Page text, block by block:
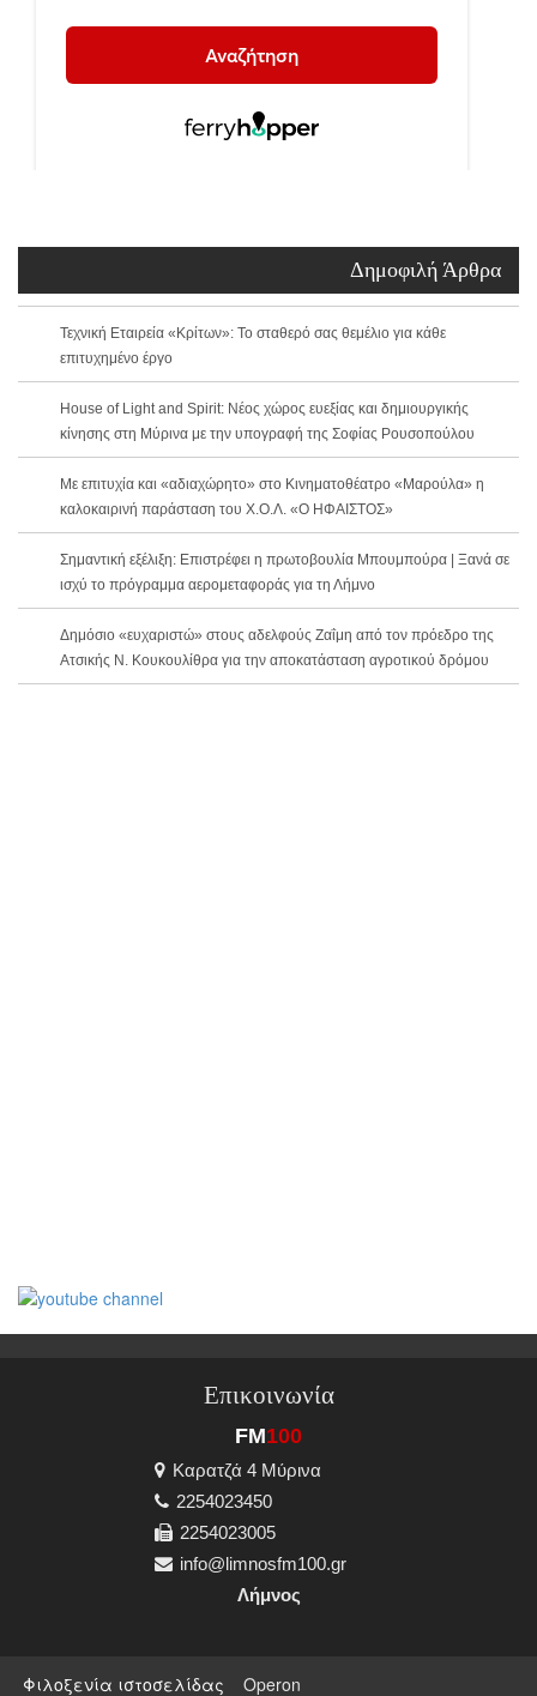
Δημοφιλή Άρθρα
Τεχνική Εταιρεία «Κρίτων»: Το σταθερό σας θεμέλιο για κάθε
επιτυχημένο έργο
House of Light and Spirit: Νέος χώρος ευεξίας και δημιουργικής
κίνησης στη Μύρινα με την υπογραφή της Σοφίας Ρουσοπούλου
Με επιτυχία και «αδιαχώρητο» στο Κινηματοθέατρο «Μαρούλα» η
καλοκαιρινή παράσταση του Χ.Ο.Λ. «Ο ΗΦΑΙΣΤΟΣ»
Σημαντική εξέλιξη: Επιστρέφει η πρωτοβουλία Μπουμπούρα | Ξανά σε
ισχύ το πρόγραμμα αερομεταφοράς για τη Λήμνο
Δημόσιο «ευχαριστώ» στους αδελφούς Ζαΐμη από τον πρόεδρο της
Ατσικής Ν. Κουκουλίθρα για την αποκατάσταση αγροτικού δρόμου
Επικοινωνία
FM100
Καρατζά 4 Μύρινα
2254023450
2254023005
info@limnosfm100.gr
Λήμνος
Φιλοξενία ιστοσελίδας Operon